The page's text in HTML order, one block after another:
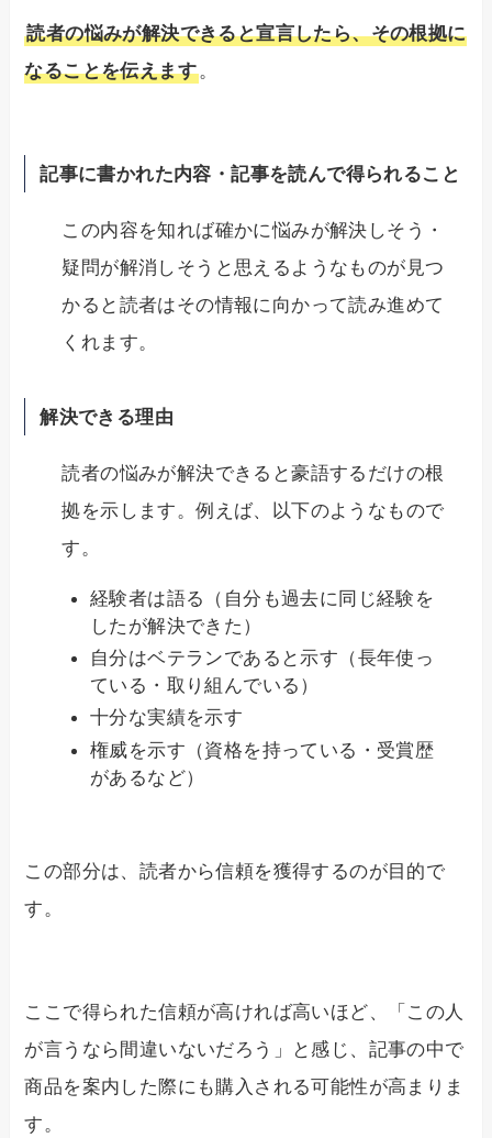
読者の悩みが解決できると宣言したら、その根拠に
なることを伝えます。
記事に書かれた内容・記事を読んで得られること
この内容を知れば確かに悩みが解決しそう・
疑問が解消しそうと思えるようなものが見つ
かると読者はその情報に向かって読み進めて
くれます。
解決できる理由
読者の悩みが解決できると豪語するだけの根
拠を示します。例えば、以下のようなもので
す。
経験者は語る（自分も過去に同じ経験を
したが解決できた）
自分はベテランであると示す（長年使っ
ている・取り組んでいる）
十分な実績を示す
権威を示す（資格を持っている・受賞歴
があるなど）
この部分は、読者から信頼を獲得するのが目的で
す。
ここで得られた信頼が高ければ高いほど、「この人
が言うなら間違いないだろう」と感じ、記事の中で
商品を案内した際にも購入される可能性が高まりま
す。